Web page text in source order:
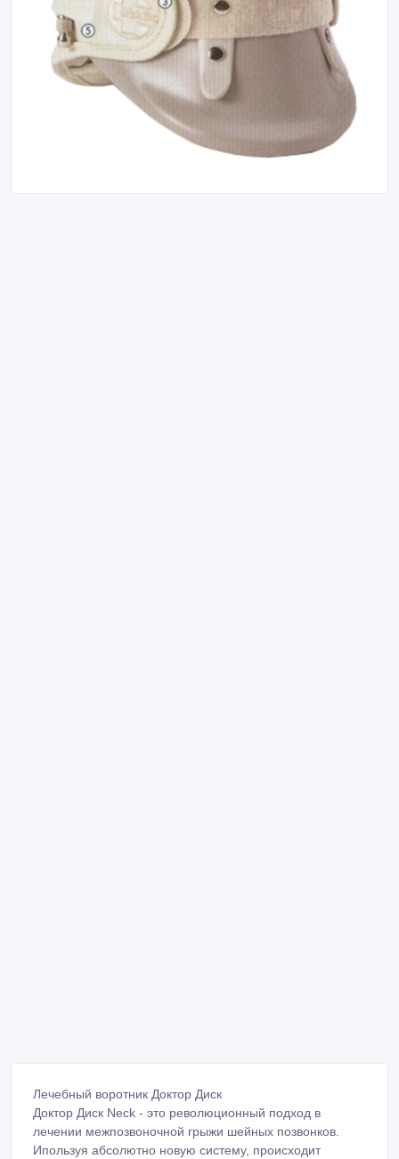
Лечебный воротник Доктор Диск
Доктор Диск Neck - это революционный подход в
лечении межпозвоночной грыжи шейных позвонков.
Ипользуя абсолютно новую систему, происходит